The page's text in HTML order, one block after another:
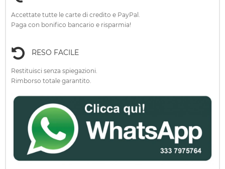
Accettate tutte le carte di credito e PayPal.
Paga con bonifico bancario e risparmia!
RESO FACILE
Restituisci senza spiegazioni.
Rimborso totale garantito.